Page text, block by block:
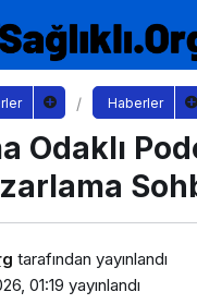
Haberler
Odaklı
tarafından yayınlandı
01:19 yayınlandı
Markalaşma
Hani
Paylaş